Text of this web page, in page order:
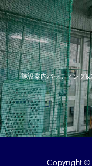
施設案内バッティング&
Copyright ©